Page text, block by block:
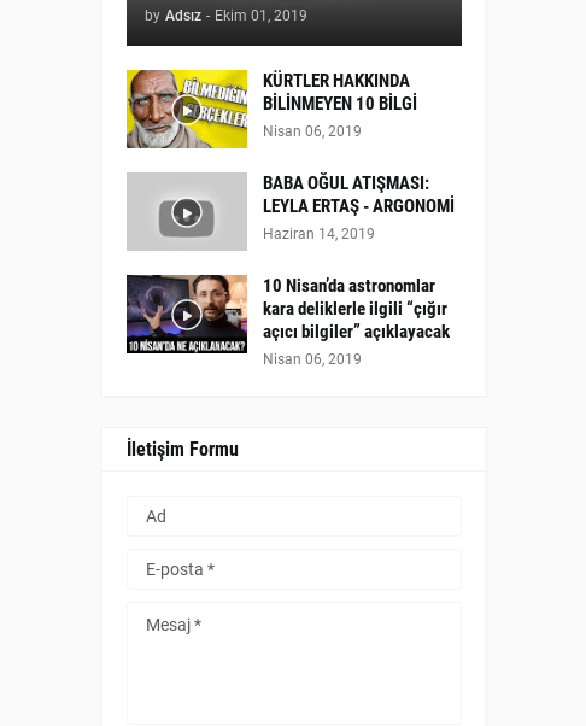
by Adsız - Ekim 01, 2019
KÜRTLER HAKKINDA
BİLİNMEYEN 10 BİLGİ
Nisan 06, 2019
BABA OĞUL ATIŞMASI:
LEYLA ERTAŞ - ARGONOMİ
Haziran 14, 2019
10 Nisan’da astronomlar
kara deliklerle ilgili “çığır
açıcı bilgiler” açıklayacak
Nisan 06, 2019
İletişim Formu